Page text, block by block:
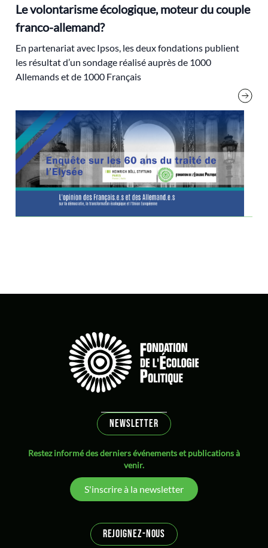
Le volontarisme écologique, moteur du couple
franco-allemand?
En partenariat avec Ipsos, les deux fondations publient
les résultat d’un sondage réalisé auprès de 1000
Allemands et de 1000 Français
Alsace
alternatives
aménagement du territoire
analyse électorale
Archives
audiovisuel
Biodiversité
biorégion
Brice Lalonde
Cédric Villani
Cohn-Bendit Dany
compensation
décarbonation
Démocratie
Droit international
NEWSLETTER
Restez informé des derniers événements et publications à
venir.
S'inscrire à la newsletter
REJOIGNEZ-NOUS